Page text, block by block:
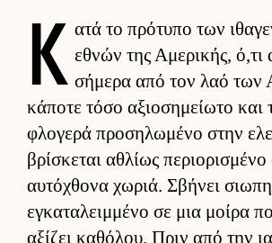
Κ ατά το πρότυπο των
εθνών της Αμερικής, ό,τι
σήμερα από τον λαό των
κάποτε τόσο αξιο­σημεί­ωτο και
φλογερά προσηλωμένο στην
βρίσκεται αθλίως περιο­ρισμένο
αυ­τόχθονα χωριά. Σβήνει
εγκαταλειμ­μένο σε μια μοίρα
αξίζει καθόλου. Πριν από την